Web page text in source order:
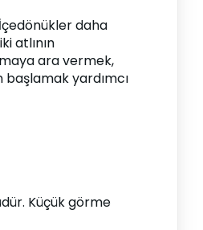
daha
atlının
ara vermek,
yardımcı
Küçük görme